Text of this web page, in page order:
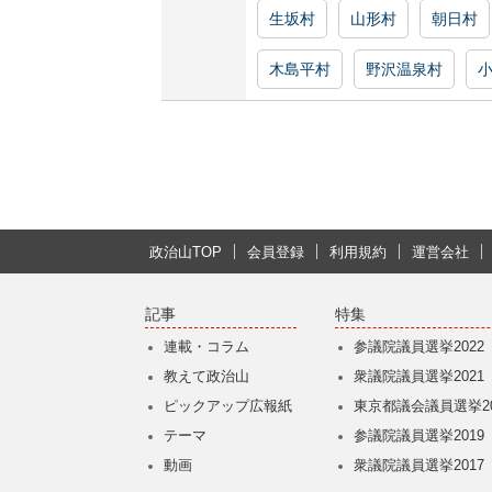
生坂村 山形村 朝日村
木島平村 野沢温泉村
政治山TOP 会員登録 利用規約 運営会社
記事
連載・コラム
教えて政治山
ピックアップ広報紙
テーマ
動画
特集
参議院議員選挙2022
衆議院議員選挙2021
東京都議会議員選挙
参議院議員選挙2019
衆議院議員選挙2017